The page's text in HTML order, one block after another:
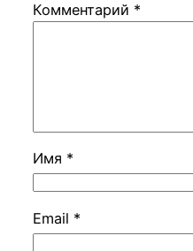
Комментарий *
Имя *
Email *